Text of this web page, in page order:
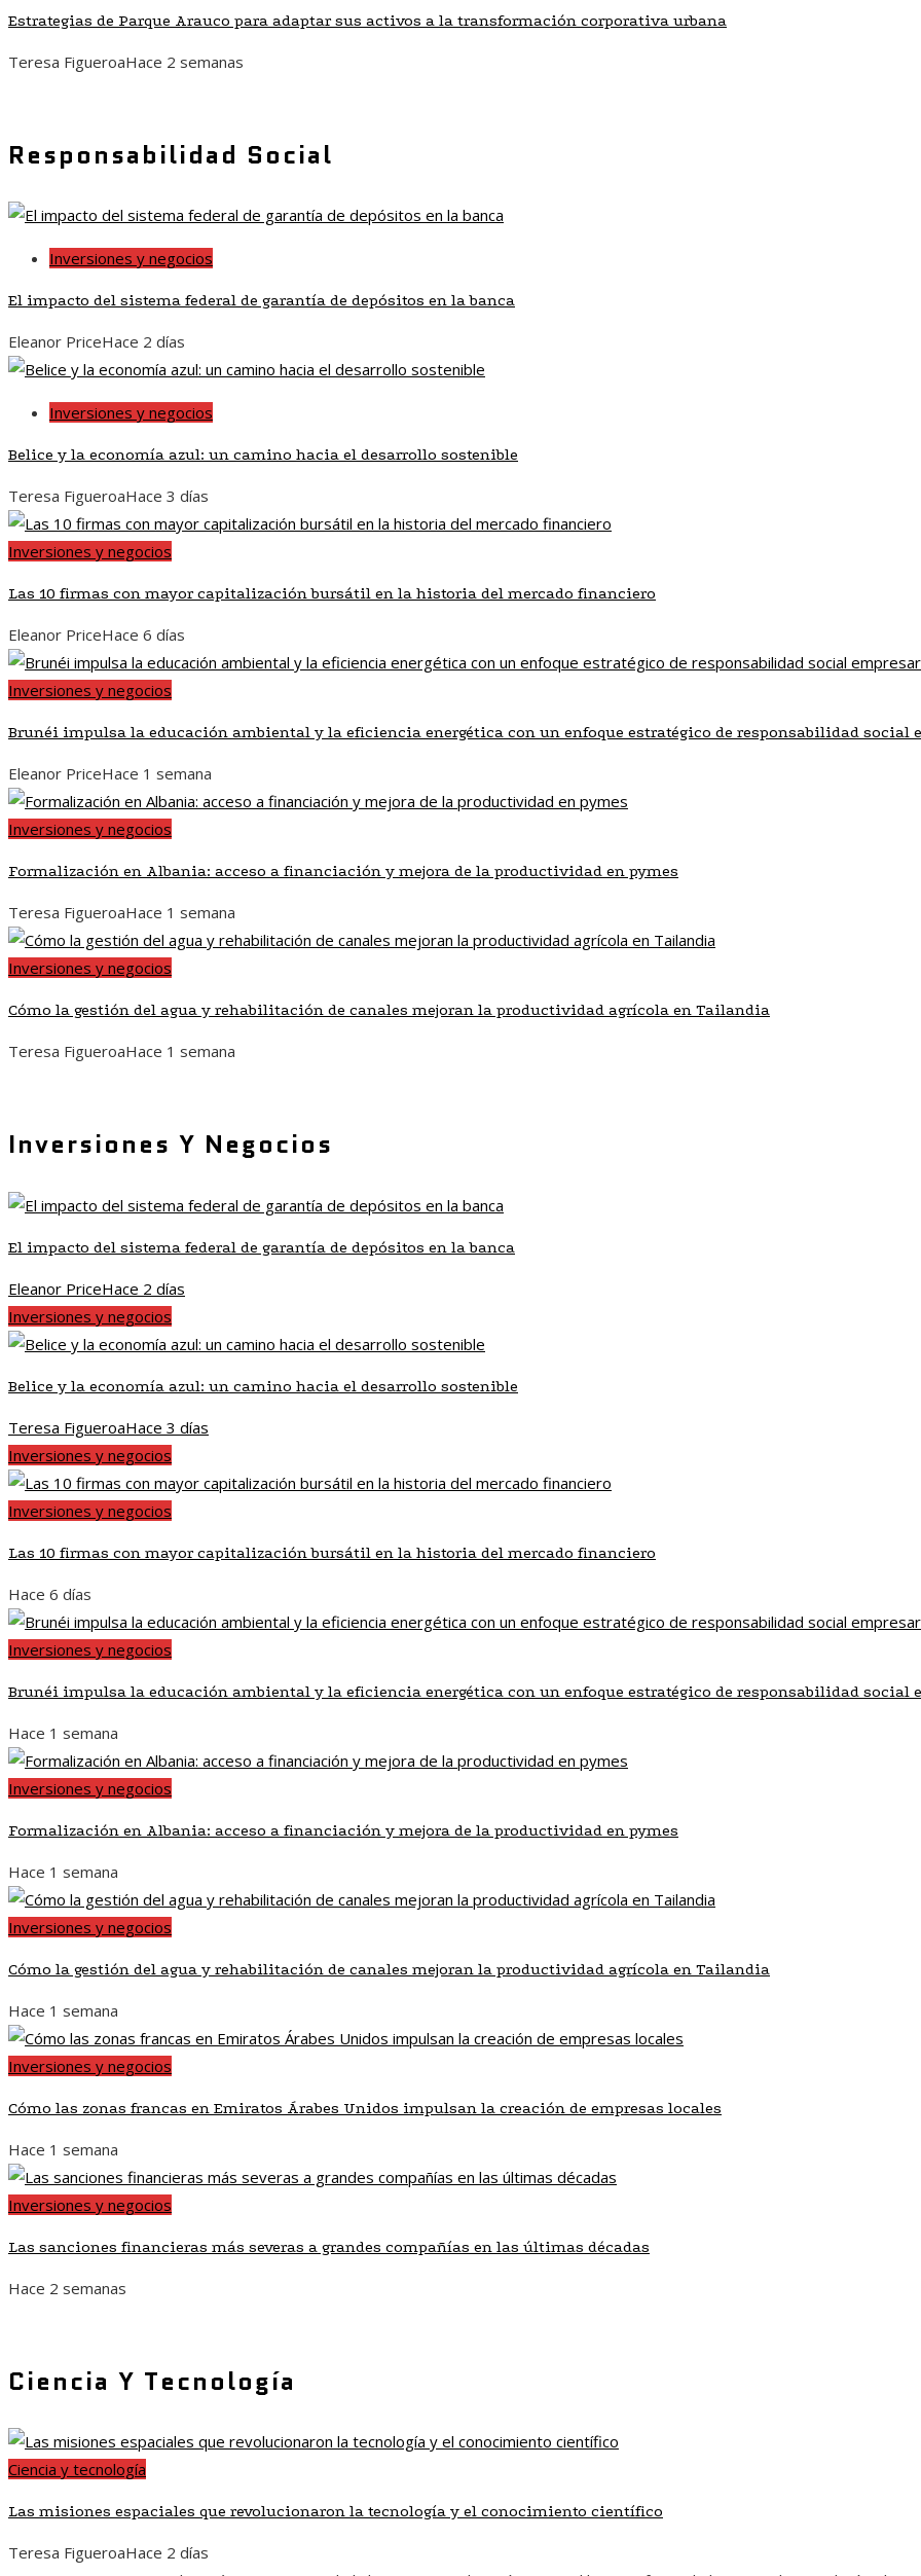
Estrategias de Parque Arauco para adaptar sus activos a la transformación corporativa urbana
Teresa FigueroaHace 2 semanas
Responsabilidad Social
Inversiones y negocios
El impacto del sistema federal de garantía de depósitos en la banca
Eleanor PriceHace 2 días
Inversiones y negocios
Belice y la economía azul: un camino hacia el desarrollo sostenible
Teresa FigueroaHace 3 días
Inversiones y negocios
Las 10 firmas con mayor capitalización bursátil en la historia del mercado financiero
Eleanor PriceHace 6 días
Inversiones y negocios
Brunéi impulsa la educación ambiental y la eficiencia energética con un enfoque estratégico de responsabilidad social
Eleanor PriceHace 1 semana
Inversiones y negocios
Formalización en Albania: acceso a financiación y mejora de la productividad en pymes
Teresa FigueroaHace 1 semana
Inversiones y negocios
Cómo la gestión del agua y rehabilitación de canales mejoran la productividad agrícola en Tailandia
Teresa FigueroaHace 1 semana
Inversiones Y Negocios
El impacto del sistema federal de garantía de depósitos en la banca
Eleanor PriceHace 2 días
Inversiones y negocios
Belice y la economía azul: un camino hacia el desarrollo sostenible
Teresa FigueroaHace 3 días
Inversiones y negocios
Inversiones y negocios
Las 10 firmas con mayor capitalización bursátil en la historia del mercado financiero
Hace 6 días
Inversiones y negocios
Brunéi impulsa la educación ambiental y la eficiencia energética con un enfoque estratégico de responsabilidad social
Hace 1 semana
Inversiones y negocios
Formalización en Albania: acceso a financiación y mejora de la productividad en pymes
Hace 1 semana
Inversiones y negocios
Cómo la gestión del agua y rehabilitación de canales mejoran la productividad agrícola en Tailandia
Hace 1 semana
Inversiones y negocios
Cómo las zonas francas en Emiratos Árabes Unidos impulsan la creación de empresas locales
Hace 1 semana
Inversiones y negocios
Las sanciones financieras más severas a grandes compañías en las últimas décadas
Hace 2 semanas
Ciencia Y Tecnología
Ciencia y tecnología
Las misiones espaciales que revolucionaron la tecnología y el conocimiento científico
Teresa FigueroaHace 2 días